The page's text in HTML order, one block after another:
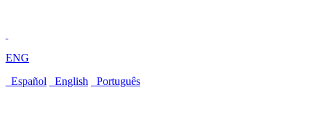
ENG
Español
English Português